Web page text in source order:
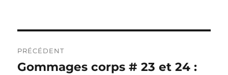
de
PRÉCÉDENT
Publication
Gommages corps # 23 et 24 :